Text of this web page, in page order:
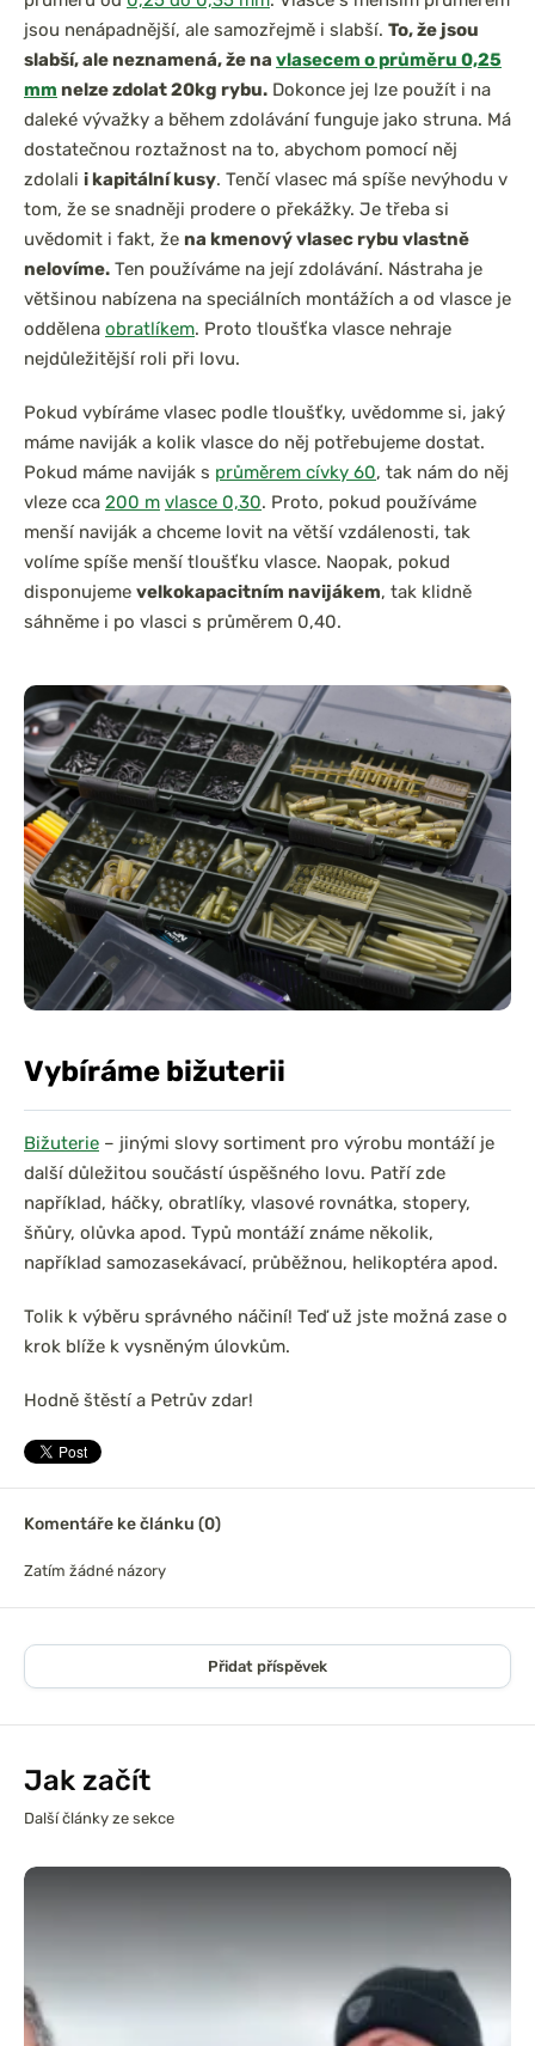
jsou nenápadnější, ale samozřejmě i slabší. To, že jsou
slabší, ale neznamená, že na vlasecem o průměru 0,25
mm nelze zdolat 20kg rybu. Dokonce jej lze použít i na
daleké vývažky a během zdolávání funguje jako struna. Má
dostatečnou roztažnost na to, abychom pomocí něj
zdolali i kapitální kusy. Tenčí vlasec má spíše nevýhodu v
tom, že se snadněji prodere o překážky. Je třeba si
uvědomit i fakt, že na kmenový vlasec rybu vlastně
nelovíme. Ten používáme na její zdolávání. Nástraha je
většinou nabízena na speciálních montážích a od vlasce je
oddělena obratlíkem. Proto tloušťka vlasce nehraje
nejdůležitější roli při lovu.
Pokud vybíráme vlasec podle tloušťky, uvědomme si, jaký
máme naviják a kolik vlasce do něj potřebujeme dostat.
Pokud máme naviják s průměrem cívky 60, tak nám do něj
vleze cca 200 m vlasce 0,30. Proto, pokud používáme
menší naviják a chceme lovit na větší vzdálenosti, tak
volíme spíše menší tloušťku vlasce. Naopak, pokud
disponujeme velkokapacitním navijákem, tak klidně
sáhněme i po vlasci s průměrem 0,40.
Vybíráme bižuterii
Bižuterie – jinými slovy sortiment pro výrobu montáží je
další důležitou součástí úspěšného lovu. Patří zde
například, háčky, obratlíky, vlasové rovnátka, stopery,
šňůry, olůvka apod. Typů montáží známe několik,
například samozasekávací, průběžnou, helikoptéra apod.
Tolik k výběru správného náčiní! Teď už jste možná zase o
krok blíže k vysněným úlovkům.
Hodně štěstí a Petrův zdar!
Komentáře ke článku (0)
Zatím žádné názory
Přidat příspěvek
Jak začít
Další články ze sekce